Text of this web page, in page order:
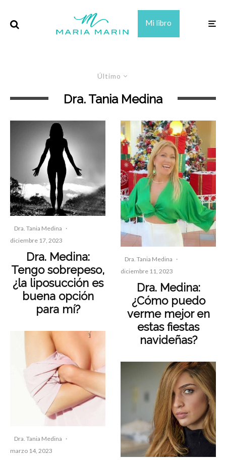
Mi libro
Último
Dra. Tania Medina
Dra. Tania Medina ·
diciembre 17, 2023
Dra. Medina:
Tengo sobrepeso,
¿la liposucción es
buena opción
para mí?
Dra. Tania Medina ·
marzo 14, 2023
Dra. Tania Medina ·
diciembre 11, 2023
Dra. Medina:
¿Cómo puedo
verme mejor en
estas fiestas
navideñas?